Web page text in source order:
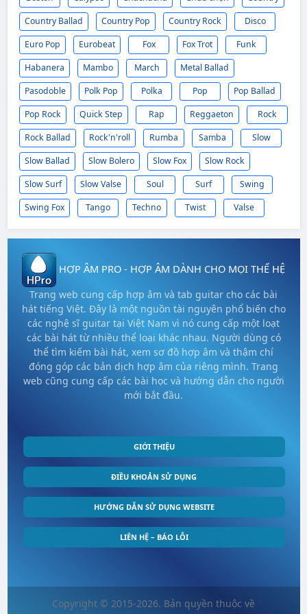
Country Ballad
Country Pop Country Rock
Disco
Euro Pop
Eurobeat Fox Fox Trot
Funk
Habanera
Mambo March
Metal Ballad
Pasodoble
Polk Pop Polka Pop
Pop Ballad
Pop Rock
Quick Step Rap Reggaeton
Rock
Rock Ballad
Rock'n'roll Rumba Samba
Slow
Slow Ballad
Slow Bolero Slow Fox
Slow Rock
Slow Surf
Slow Valse Soul Surf
Swing
Swing Fox
Tango Techno Twist Valse
HỢP ÂM PRO - HỢP ÂM DÀNH CHO MỌI THẾ HỆ
Trang web cung cấp hợp âm và tab guitar cho các bài
hát tiếng Việt. Đây là một nguồn tài nguyên phổ biến cho
các nghệ sĩ guitar tại Việt Nam vì nó cung cấp một loạt
các bài hát từ nhiều thể loại khác nhau. Người dùng có
thể tìm kiếm bài hát, xem sơ đồ hợp âm và thậm chí
đóng góp các bản dịch hợp âm của riêng mình. Trang
web cũng cung cấp các bài học và hướng dẫn cho người
mới bắt đầu.
GIỚI THIỆU
ĐIỀU KHOẢN SỬ DỤNG
HƯỚNG DẪN SỬ DỤNG WEBSITE
LIÊN HỆ – BÁO LỖI
Copyright © 2015-2026. Bản quyền thuộc về